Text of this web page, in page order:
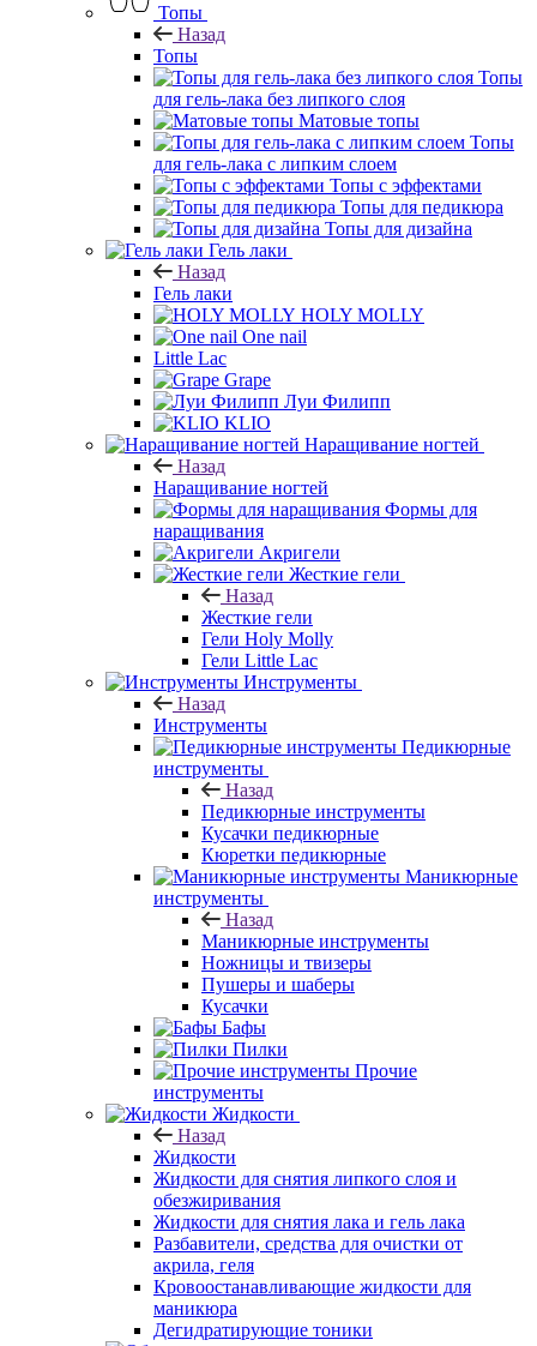
Топы
Назад
Топы
Топы
для гель-лака без липкого слоя
Матовые топы
Топы
для гель-лака с липким слоем
Топы с эффектами
Топы для педикюра
Топы для дизайна
Гель лаки
Назад
Гель лаки
HOLY MOLLY
One nail
Little Lac
Grape
Луи Филипп
KLIO
Наращивание ногтей
Назад
Наращивание ногтей
Формы для
наращивания
Акригели
Жесткие гели
Назад
Жесткие гели
Гели Holy Molly
Гели Little Lac
Инструменты
Назад
Инструменты
Педикюрные
инструменты
Назад
Педикюрные инструменты
Кусачки педикюрные
Кюретки педикюрные
Маникюрные
инструменты
Назад
Маникюрные инструменты
Ножницы и твизеры
Пушеры и шаберы
Кусачки
Бафы
Пилки
Прочие
инструменты
Жидкости
Назад
Жидкости
Жидкости для снятия липкого слоя и
обезжиривания
Жидкости для снятия лака и гель лака
Разбавители, средства для очистки от
акрила, геля
Кровоостанавливающие жидкости для
маникюра
Дегидратирующие тоники